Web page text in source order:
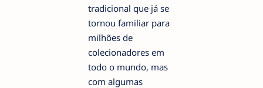
tradicional que já se
tornou familiar para
milhões de
colecionadores em
todo o mundo, mas
com algumas